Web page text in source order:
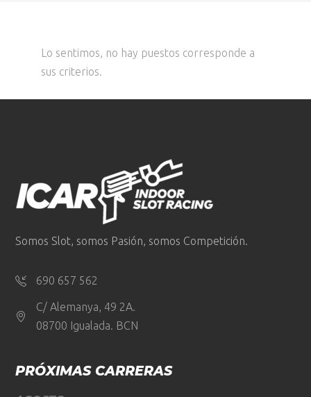
Lo sentimos, no hay puestos corresponde a
sus criterios.
Somos Slot, somos Pasión, somos Competición.
690 657 562
C/ Alemanya, 49 2A.
08700 Igualada. BCN
PRÓXIMAS CARRERAS